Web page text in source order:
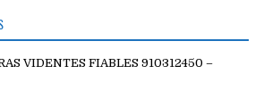
VIDENTES FIABLES 910312450 –